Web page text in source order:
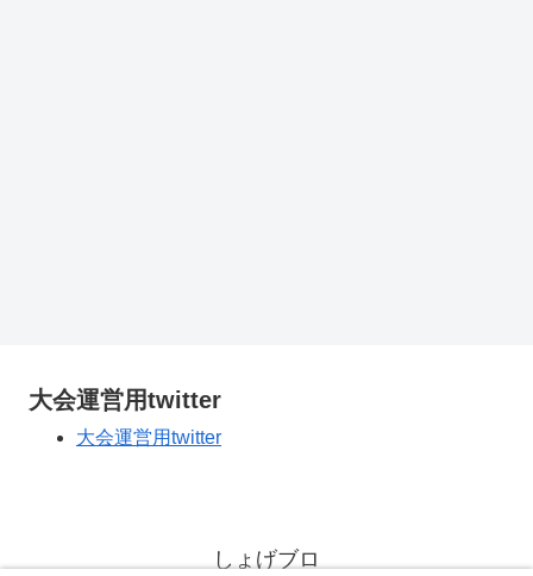
大会運営用twitter
大会運営用twitter
しょげブロ